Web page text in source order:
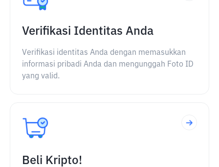
Verifikasi Identitas Anda
Verifikasi identitas Anda dengan memasukkan
informasi pribadi Anda dan mengunggah Foto ID
yang valid.
Beli Kripto!